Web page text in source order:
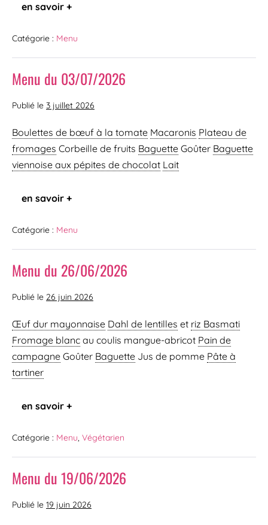
en savoir +
Catégorie : Menu
Menu du 03/07/2026
Publié le 3 juillet 2026
Boulettes de bœuf à la tomate Macaronis Plateau de
fromages Corbeille de fruits Baguette Goûter Baguette
viennoise aux pépites de chocolat Lait
en savoir +
Catégorie : Menu
Menu du 26/06/2026
Publié le 26 juin 2026
Œuf dur mayonnaise Dahl de lentilles et riz Basmati
Fromage blanc au coulis mangue-abricot Pain de
campagne Goûter Baguette Jus de pomme Pâte à
tartiner
en savoir +
Catégorie : Menu, Végétarien
Menu du 19/06/2026
Publié le 19 juin 2026